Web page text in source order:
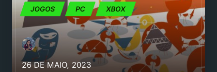
JOGOS PC XBOX
26 DE MAIO, 2023